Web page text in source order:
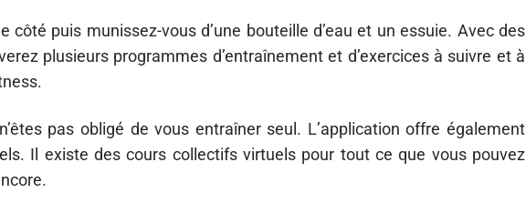
côté puis munissez-vous d’une bouteille d’eau et un essuie. Avec des
plusieurs programmes d’entraînement et d’exercices à suivre et à
pas obligé de vous entraîner seul. L’application offre également
Il existe des cours collectifs virtuels pour tout ce que vous pouvez